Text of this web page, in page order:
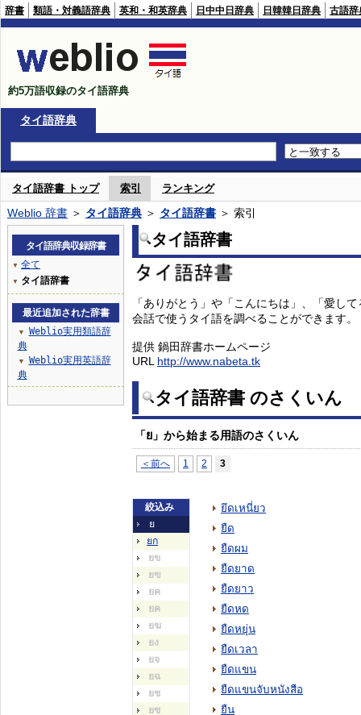
辞書 類語・対義語辞典 英和・和英辞典 日中中日辞典 日韓韓日辞典 古語辞
約5万語収録のタイ語辞典
タイ語辞典
タイ語辞書 トップ 索引 ランキング
Weblio 辞書 ＞ タイ語辞典 ＞ タイ語辞書 ＞ 索引
タイ語辞書
「ありがとう」や「こんにちは」、「愛し
会話で使うタイ語を調べることができます。
提供 鍋田辞書ホームページ
URL http://www.nabeta.tk
タイ語辞書 のさくいん
「ย」から始まる用語のさくいん
＜前へ 1 2 3
絞込み
ย
ยก
ยข
ยฃ
ยค
ยฅ
ยฆ
ยง
ยจ
ยฉ
ยช
ยซ
ยึดเหนี่ยว
ยืด
ยืดผม
ยืดยาด
ยืดยาว
ยืดหด
ยืดหยุ่น
ยืดเวลา
ยืดแขน
ยืดแขนจับหนังสือ
ยืน
タイ語辞典収録辞書
▼ 全て
▼ タイ語辞書
最近追加された辞書
▼
Weblio実用類語辞
典
▼
Weblio実用英語辞
典